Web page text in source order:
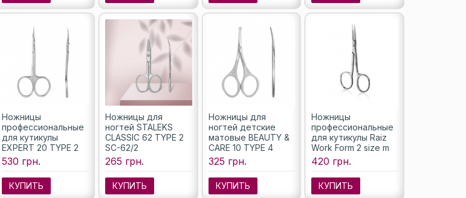
Ножницы
профессиональные
для кутикулы
EXPERT 20 TYPE 2
SE-20/2
530 грн.
КУПИТЬ
Ножницы для
ногтей STALEKS
CLASSIC 62 TYPE 2
SC-62/2
265 грн.
КУПИТЬ
Ножницы для
ногтей детские
матовые BEAUTY &
CARE 10 TYPE 4
SBC-10/4
325 грн.
КУПИТЬ
Ножницы
профессиональные
для кутикулы Raiz
Work Form 2 size m
(SW-2/M)
420 грн.
КУПИТЬ